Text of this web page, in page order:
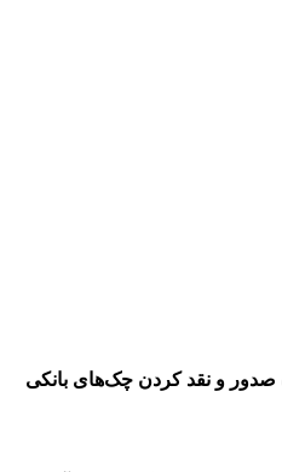
صدور و نقد کردن چک‌های بانکی